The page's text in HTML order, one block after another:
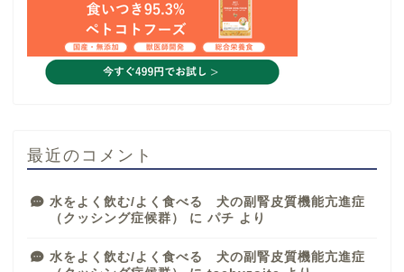
最近のコメント
水をよく飲む/よく食べる 犬の副腎皮質機能亢進症
（クッシング症候群）
に パチ より
水をよく飲む/よく食べる 犬の副腎皮質機能亢進症